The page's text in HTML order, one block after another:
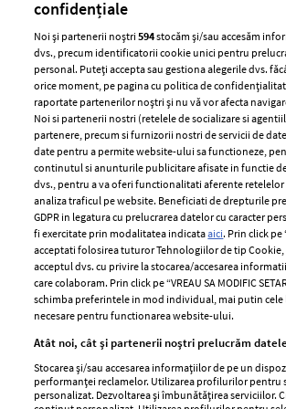
ELLE Style Awards
2024
Despre ELLE
Romania
Contact
Abonamente
Termeni
Politica de
Politica
GSP
Unica
femei
Viva
confidențiale
Noi și partenerii noștri594stocăm și/sau accesăm
dvs., precum identificatorii cookie unici pentru
personal. Puteți accepta sau gestiona alegerile dvs.
orice moment, pe pagina cu politica de
raportate partenerilor noștri și nu vă vor afecta
Noi si partenerii nostri (retelele de socializare si
partenere, precum si furnizorii nostri de servicii de
date pentru a permite website-ului sa functioneze,
continutul si anunturile publicitare afisate in functie
dvs., pentru a va oferi functionalitati aferente retelelor
analiza traficul pe website. Beneficiati de drepturile
GDPR in legatura cu prelucrarea datelor cu caracter
fi exercitate prin modalitatea indicataaici. Prin click pe
acceptati folosirea tuturor Tehnologiilor de tip
acceptul dvs. cu privire la stocarea/accesarea
care colaboram. Prin click pe “VREAU SA MODIFIC
schimba preferintele in mod individual, mai putin cele
necesare pentru functionarea website-ului.
Atât noi, cât și partenerii noștri prelucrăm
Stocarea și/sau accesarea informațiilor de pe un
performanței reclamelor. Utilizarea profilurilor pentru
personalizat. Dezvoltarea și îmbunătățirea serviciilor.